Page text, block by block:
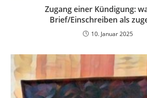
Zugang einer Kündigung:
Brief/Einschreiben als
10. Januar 2025